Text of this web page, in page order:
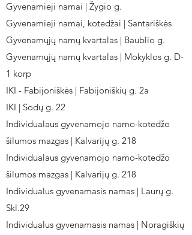
Gyvenamieji namai | Žygio g.
Gyvenamieji namai, kotedžai | Santariškės
Gyvenamųjų namų kvartalas | Baublio g.
Gyvenamųjų namų kvartalas | Mokyklos g. D-
1 korp
IKI - Fabijoniškės | Fabijoniškių g. 2a
IKI | Sodų g. 22
Individualaus gyvenamojo namo-kotedžo
šilumos mazgas | Kalvarijų g. 218
Individualaus gyvenamojo namo-kotedžo
šilumos mazgas | Kalvarijų g. 218
Individualus gyvenamasis namas | Laurų g.
Skl.29
Individualus gyvenamasis namas | Noragiškių